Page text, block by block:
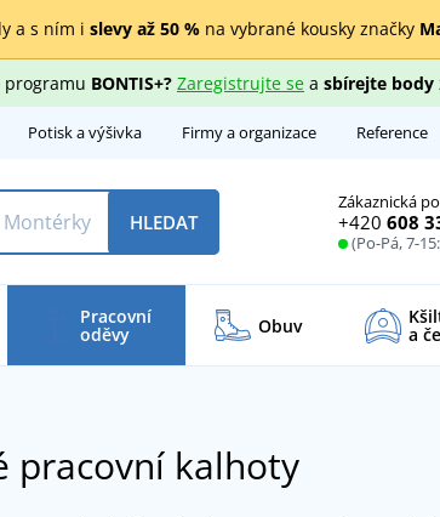
a s ním i slevy až 50 %na vybrané kousky značky
programu BONTIS+? Zaregistrujte sea sbírejte body
Potisk a výšivka Firmy a organizace Reference
Zákaznická
+420 608
(Po-Pá, 7-
HLEDAT
Pracovní
oděvy Obuv a
pracovní kalhoty